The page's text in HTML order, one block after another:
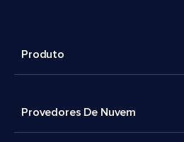
Produto
Provedores De Nuvem